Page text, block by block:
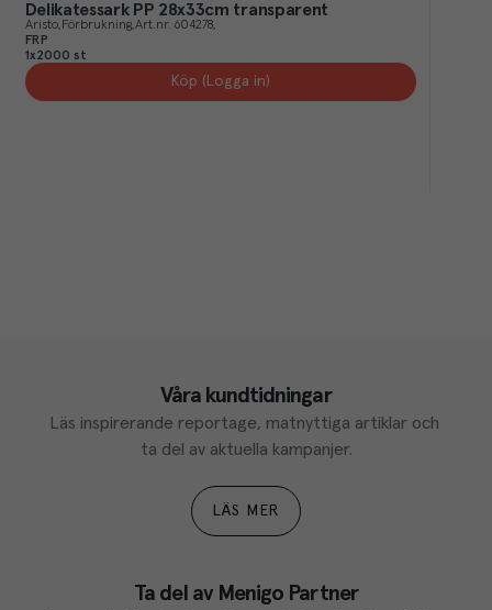
Delikatessark PP 28x33cm transparent
Aristo Förbrukning Art.nr. 604278
FRP
1x2000 st
Köp (Logga in)
Våra kundtidningar
Läs inspirerande reportage, matnyttiga artiklar och
ta del av aktuella kampanjer.
LÄS MER
Ta del av Menigo Partner